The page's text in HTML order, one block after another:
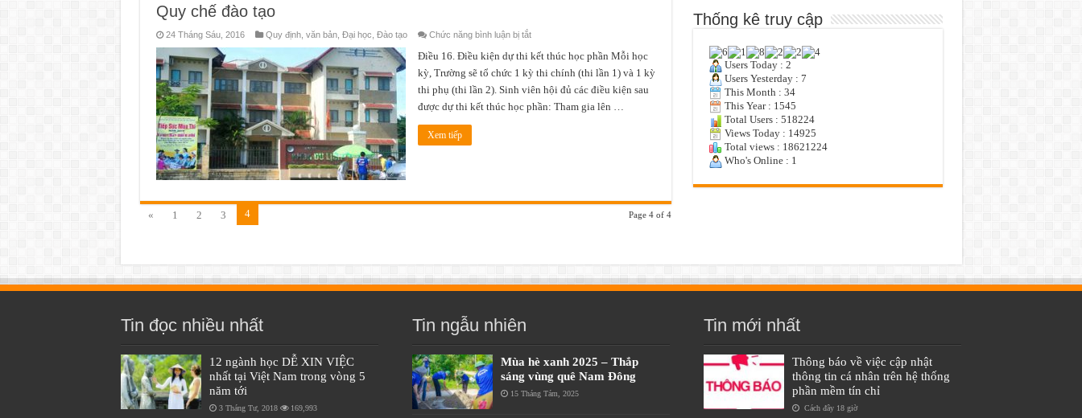
Quy chế đào tạo
24 Tháng Sáu, 2016 Quy định, văn bản, Đại học Đào tạo Chức năng bình luận bị tắtở
chế
đào
tạo
Điều 16. Điều kiện dự thi kết thúc học phần Mỗi học
kỳ, Trường sẽ tổ chức 1 kỳ thi chính (thi lần 1) và 1 kỳ
thi phụ (thi lần 2). Sinh viên hội đủ các điều kiện sau
được dự thi kết thúc học phần: Tham gia lên …
Xem tiếp
Page 4 of 4
« 1 2 3 4
Thống kê truy cập
Users Today : 2
Users Yesterday : 7
This Month : 34
This Year : 1545
Total Users : 518224
Views Today : 14925
Total views : 18621224
Who's Online : 1
Tin đọc nhiều nhất
12 ngành học DỄ XIN VIỆC
nhất tại Việt Nam trong vòng 5
năm tới
3 Tháng Tư, 2018 169,993
Tin ngẫu nhiên
Mùa hè xanh 2025 – Thắp
sáng vùng quê Nam Đông
15 Tháng Tám, 2025
Tin mới nhất
Thông báo về việc cập nhật
thông tin cá nhân trên hệ thống
phần mềm tín chỉ
Cách đây 18 giờ